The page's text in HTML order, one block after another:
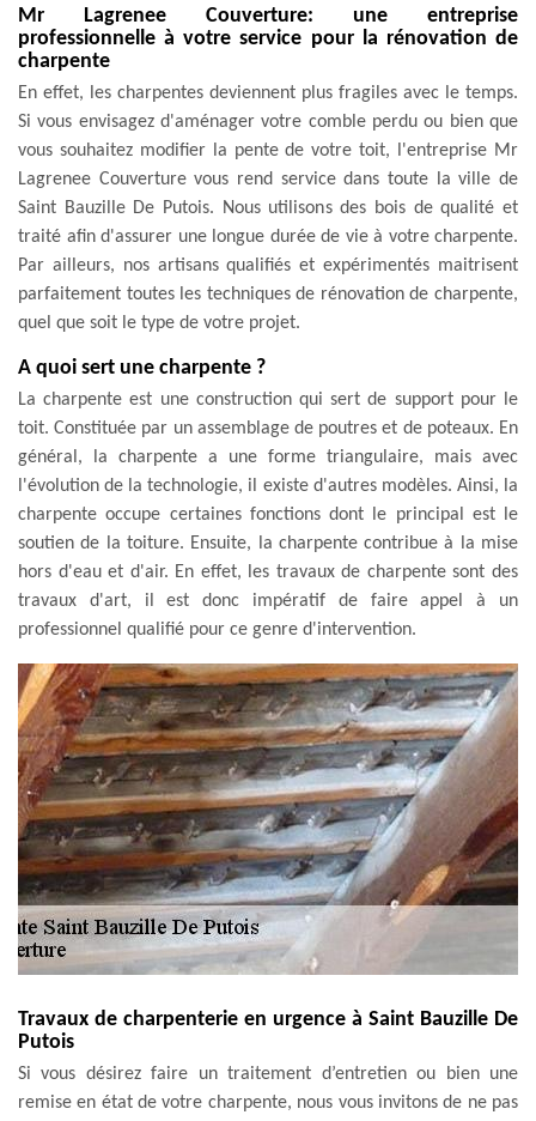
Mr Lagrenee Couverture: une entreprise
professionnelle à votre service pour la rénovation de
charpente
En effet, les charpentes deviennent plus fragiles avec le temps.
Si vous envisagez d'aménager votre comble perdu ou bien que
vous souhaitez modifier la pente de votre toit, l'entreprise Mr
Lagrenee Couverture vous rend service dans toute la ville de
Saint Bauzille De Putois. Nous utilisons des bois de qualité et
traité afin d'assurer une longue durée de vie à votre charpente.
Par ailleurs, nos artisans qualifiés et expérimentés maitrisent
parfaitement toutes les techniques de rénovation de charpente,
quel que soit le type de votre projet.
A quoi sert une charpente ?
La charpente est une construction qui sert de support pour le
toit. Constituée par un assemblage de poutres et de poteaux. En
général, la charpente a une forme triangulaire, mais avec
l'évolution de la technologie, il existe d'autres modèles. Ainsi, la
charpente occupe certaines fonctions dont le principal est le
soutien de la toiture. Ensuite, la charpente contribue à la mise
hors d'eau et d'air. En effet, les travaux de charpente sont des
travaux d'art, il est donc impératif de faire appel à un
professionnel qualifié pour ce genre d'intervention.
Travaux de charpenterie en urgence à Saint Bauzille De
Putois
Si vous désirez faire un traitement d’entretien ou bien une
remise en état de votre charpente, nous vous invitons de ne pas